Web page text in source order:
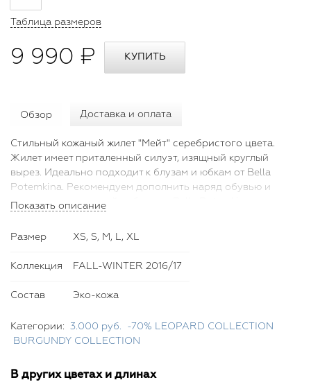
Таблица размеров
9 990 ₽
Обзор Доставка и оплата
Стильный кожаный жилет "Мейт" серебристого цвета.
Жилет имеет приталенный силуэт, изящный круглый
вырез. Идеально подходит к блузам и юбкам от Bella
Potemkina. Рекомендуем дополнить наряд обувью и
аксессуарами ручной работы от Bella Potemkina.
Показать описание
Размер XS, S, M, L, XL
Коллекция FALL-WINTER 2016/17
Состав Эко-кожа
Категории: 3.000 руб.
-70% LEOPARD COLLECTION
BURGUNDY COLLECTION
В других цветах и длинах